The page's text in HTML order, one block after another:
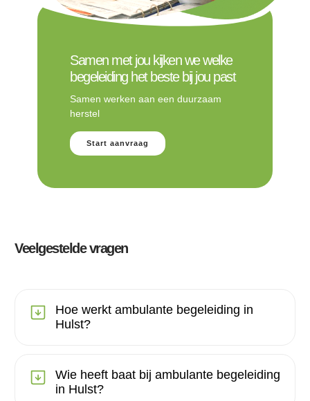
Samen met jou kijken we welke
begeleiding het beste bij jou past
Samen werken aan een duurzaam
herstel
Start aanvraag
Veelgestelde vragen
Hoe werkt ambulante begeleiding in
Hulst?
Wie heeft baat bij ambulante begeleiding
in Hulst?